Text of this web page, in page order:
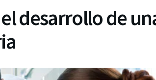
desarrollo de